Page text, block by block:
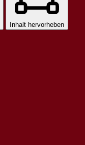
Inhalt hervorheben